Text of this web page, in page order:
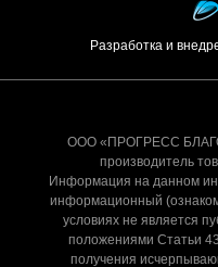
Разработка и
ООО «ПРОГРЕСС
производитель
Информация на данном
информационный
условиях не является
положениями Статьи
получения